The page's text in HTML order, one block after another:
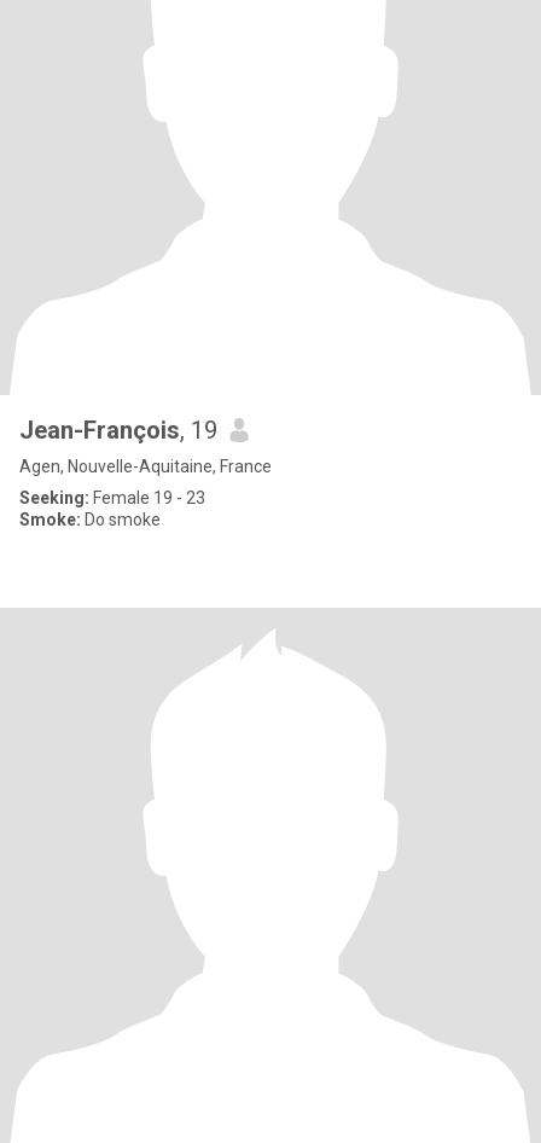
Jean-François, 19
Agen, Nouvelle-Aquitaine, France
Seeking: Female 19 - 23
Smoke: Do smoke